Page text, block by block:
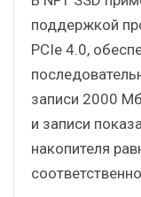
поддержкой
PCIe 4.0,
записи 2000
и записи
накопителя